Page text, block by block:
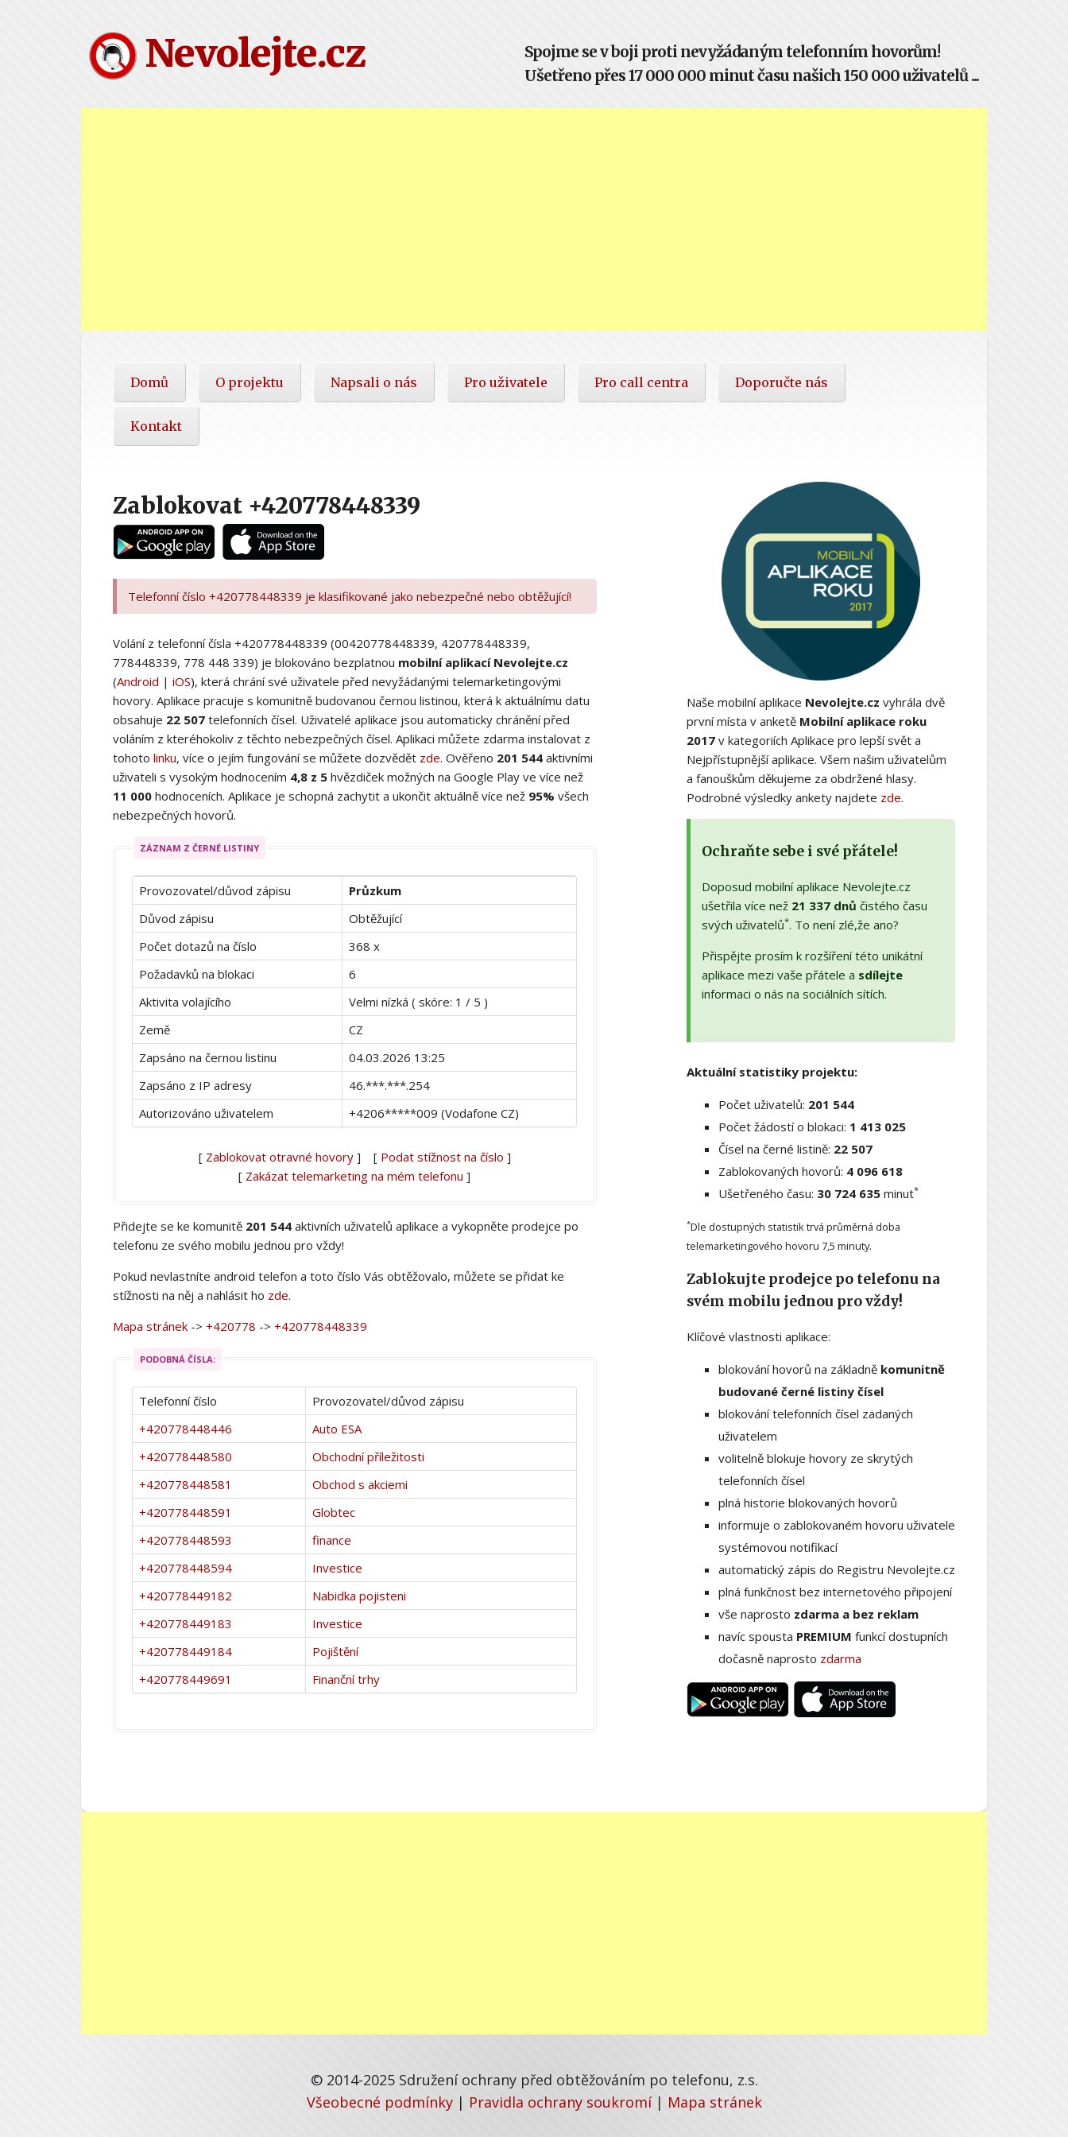
Nevolejte.cz
Spojme se v boji proti nevyžádaným telefonním hovorům!
Ušetřeno přes 17 000 000 minut času našich 150 000 uživatelů ...
Domů O projektu Napsali o nás Pro uživatele Pro call centra Doporučte nás
Kontakt
Zablokovat +420778448339
Telefonní číslo +420778448339 je klasifikované jako nebezpečné nebo obtěžující!
Volání z telefonní čísla +420778448339 (00420778448339, 420778448339,
778448339, 778 448 339) je blokováno bezplatnou mobilní aplikací Nevolejte.cz
(Android | iOS), která chrání své uživatele před nevyžádanými telemarketingovými
hovory. Aplikace pracuje s komunitně budovanou černou listinou, která k aktuálnímu datu
obsahuje 22 507 telefonních čísel. Uživatelé aplikace jsou automaticky chránění před
voláním z kteréhokoliv z těchto nebezpečných čísel. Aplikaci můžete zdarma instalovat z
tohoto linku, více o jejím fungování se můžete dozvědět zde. Ověřeno 201 544 aktivními
uživateli s vysokým hodnocením 4,8 z 5 hvězdiček možných na Google Play ve více než
11 000 hodnoceních. Aplikace je schopná zachytit a ukončit aktuálně více než 95% všech
nebezpečných hovorů.
ZÁZNAM Z ČERNÉ LISTINY
Provozovatel/důvod zápisu
Průzkum
Důvod zápisu
Obtěžující
Počet dotazů na číslo
368 x
Požadavků na blokaci
6
Aktivita volajícího
Velmi nízká ( skóre: 1 / 5 )
Země
CZ
Zapsáno na černou listinu
04.03.2026 13:25
Zapsáno z IP adresy
46.***.***.254
Autorizováno uživatelem
+4206*****009 (Vodafone CZ)
[ Zablokovat otravné hovory] [ Podat stížnost na číslo ]
[ Zakázat telemarketing na mém telefonu ]
Přidejte se ke komunitě 201 544 aktivních uživatelů aplikace a vykopněte prodejce po
telefonu ze svého mobilu jednou pro vždy!
Pokud nevlastníte android telefon a toto číslo Vás obtěžovalo, můžete se přidat ke
stížnosti na něj a nahlásit ho zde.
Mapa stránek -> +420778 -> +420778448339
PODOBNÁ ČÍSLA:
Telefonní číslo
Provozovatel/důvod zápisu
+420778448446
Auto ESA
+420778448580
Obchodní příležitosti
+420778448581
Obchod s akciemi
+420778448591
Globtec
+420778448593
finance
+420778448594
Investice
+420778449182
Nabidka pojisteni
+420778449183
Investice
+420778449184
Pojištění
+420778449691
Finanční trhy
Naše mobilní aplikace Nevolejte.cz vyhrála dvě
první místa v anketě Mobilní aplikace roku
2017v kategoriích Aplikace pro lepší svět a
Nejpřístupnější aplikace. Všem našim uživatelům
a fanouškům děkujeme za obdržené hlasy.
Podrobné výsledky ankety najdete zde.
Ochraňte sebe i své přátele!
Doposud mobilní aplikace Nevolejte.cz
ušetřila více než 21 337 dnů čistého času
svých uživatelů*. To není zlé,že ano?
Přispějte prosím k rozšíření této unikátní
aplikace mezi vaše přátele a sdílejte
informaci o nás na sociálních sítích.
Aktuální statistiky projektu:
Počet uživatelů: 201 544
Počet žádostí o blokaci: 1 413 025
Čísel na černé listině: 22 507
Zablokovaných hovorů: 4 096 618
Ušetřeného času: 30 724 635minut*
*Dle dostupných statistik trvá průměrná doba
telemarketingového hovoru 7,5 minuty.
Zablokujte prodejce po telefonu na
svém mobilu jednou pro vždy!
Klíčové vlastnosti aplikace:
blokování hovorů na základně komunitně
budované černé listiny čísel
blokování telefonních čísel zadaných
uživatelem
volitelně blokuje hovory ze skrytých
telefonních čísel
plná historie blokovaných hovorů
informuje o zablokovaném hovoru uživatele
systémovou notifikací
automatický zápis do Registru Nevolejte.cz
plná funkčnost bez internetového připojení
vše naprosto zdarma a bez reklam
navíc spousta PREMIUM funkcí dostupních
dočasně naprosto zdarma
© 2014-2025 Sdružení ochrany před obtěžováním po telefonu, z.s.
Všeobecné podmínky | Pravidla ochrany soukromí | Mapa stránek